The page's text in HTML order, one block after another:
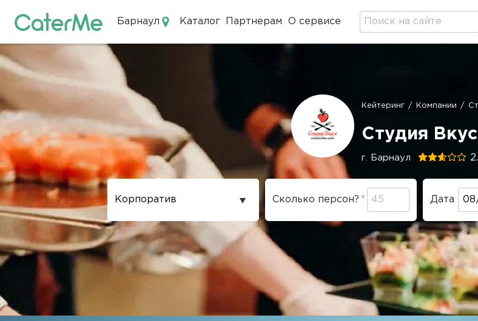
Барнаул Каталог Партнерам О сервисе
Строка
Кейтеринг / Компании /
Студия
г. Барнаул
Повод
проведения
Сколько персон? Дата